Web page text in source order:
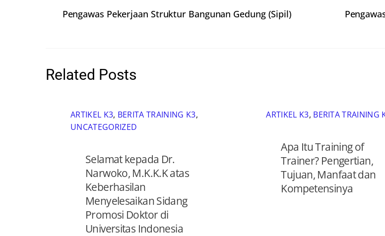
Pengawas Pekerjaan Struktur Bangunan Gedung (Sipil)
Related Posts
ARTIKEL K3, BERITA TRAINING K3,
UNCATEGORIZED
Selamat kepada Dr.
Narwoko, M.K.K.K atas
Keberhasilan
Menyelesaikan Sidang
Promosi Doktor di
Universitas Indonesia
ARTIKEL K3, BERITA TRAINING
Apa Itu Training of
Trainer? Pengertian,
Tujuan, Manfaat dan
Kompetensinya